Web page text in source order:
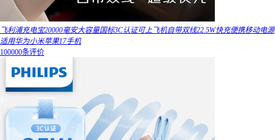
飞利浦充电宝20000毫安大容量国标3C认证可上飞机自带双线22.5W快充便携移动电源
适用华为小米苹果17手机
100000条评价